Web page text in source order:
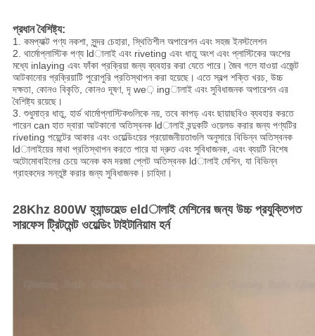
প্রধান বৈশিষ্ট্য:
1. কমপ্যাক্ট পণ্য নকশা, সুন্দর চেহারা, স্থিতিশীল অপারেশন এবং সহজ ইনস্টলেশন
2. থার্মোপ্লাস্টিক পণ্য ldালাই এবং riveting এবং ধাতু অংশ এবং প্লাস্টিকের অংশের
মধ্যে inlaying এবং ফাঁকা প্রক্রিয়া জন্য ব্যবহার করা যেতে পারে। জৈব গলে যাওয়া এজেন্ট
আটকানোর প্রক্রিয়াটি পুরোপুরি প্রতিস্থাপন করা হয়েছে। এতে স্বল্প শক্তি খরচ, উচ্চ
দক্ষতা, কোনও বিকৃতি, কোনও দূষণ, দৃ we় ingালাই এবং সুবিধাজনক অপারেশন এর
বৈশিষ্ট্য রয়েছে।
3. শুধুমাত্র ধাতু, হার্ড থার্মোপ্লাস্টিকগুলিকে নয়, তবে কাপড় এবং ছায়াছবিও ব্যবহার করতে
পারেন can হাত দ্বারা আটকানো অতিস্বনক ldালাই বন্দুকটি ওয়েলড করার জন্য পণ্যটির
riveting পয়েন্টের আকার এবং ওয়েল্ডিংয়ের প্রয়োজনীয়তাগুলি অনুসারে বিভিন্ন অতিস্বনক
ldালাইয়ের মাথা প্রতিস্থাপন করতে পারে যা দ্রুত এবং সুবিধাজনক, এবং ব্যয়টি বিশেষ
অটোমোবাইলের চেয়ে অনেক কম দরজা প্লেট অতিস্বনক ldালাই মেশিন, যা বিভিন্ন
গ্রাহকদের সন্তুষ্ট করার জন্য সুবিধাজনক। চাহিদা।
28Khz 800W হ্যান্ডহেল্ড eldালাই মেশিনের জন্য উচ্চ প্রযুক্তিগত
সারফেস ট্রিটমেন্ট ওয়েল্ডিং টাইটানিয়াম হর্ন